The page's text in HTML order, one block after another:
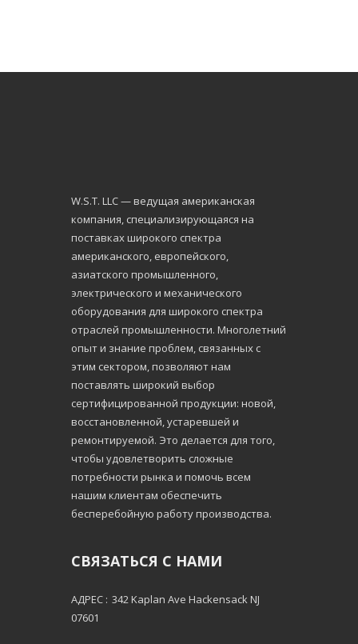
W.S.Т. LLC — ведущая американская
компания, специализирующаяся на
поставках широкого спектра
американского, европейского,
азиатского промышленного,
электрического и механического
оборудования для широкого спектра
отраслей промышленности. Многолетний
опыт и знание проблем, связанных с
этим сектором, позволяют нам
поставлять широкий выбор
сертифицированной продукции: новой,
восстановленной, устаревшей и
ремонтируемой. Это делается для того,
чтобы удовлетворить сложные
потребности рынка и помочь всем
нашим клиентам обеспечить
бесперебойную работу производства.
СВЯЗАТЬСЯ С НАМИ
АДРЕС : 342 Kaplan Ave Hackensack NJ
07601